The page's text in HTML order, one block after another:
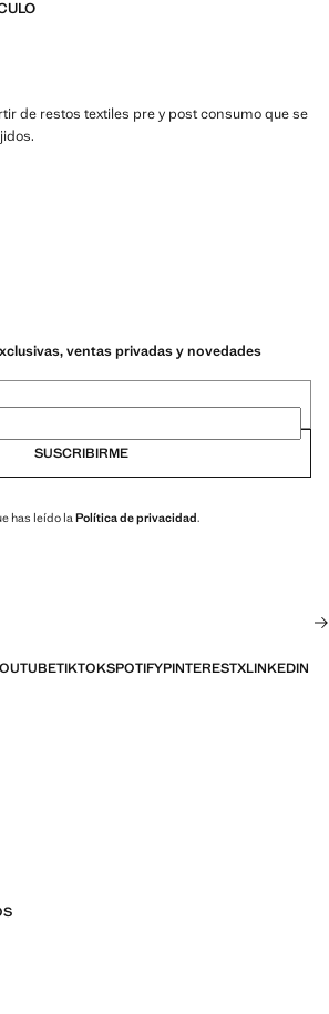
de restos textiles pre y post consumo que se
ventas privadas y novedades
SUSCRIBIRME
has leído laPolítica de privacidad.
TIKTOKSPOTIFYPINTERESTXLINKEDIN